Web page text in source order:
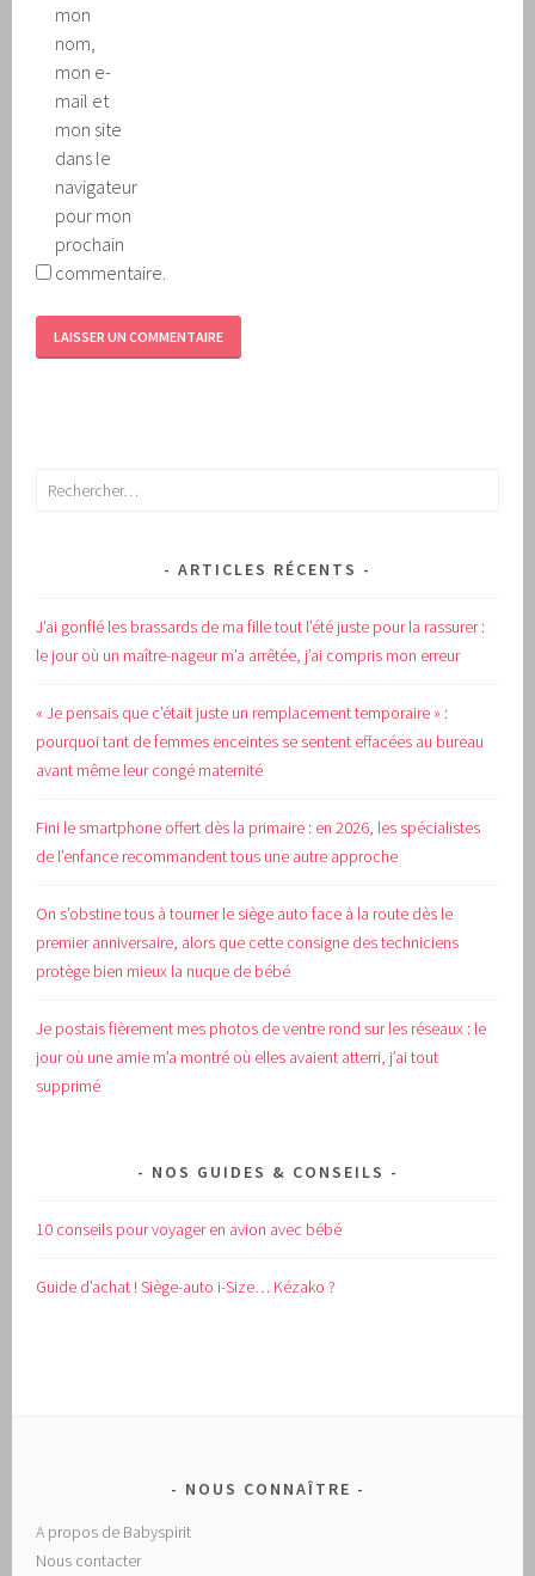
mon
nom,
mon e-
mail et
mon site
dans le
navigateur
pour mon
prochain
commentaire.
Rechercher :
ARTICLES RÉCENTS
J’ai gonflé les brassards de ma fille tout l’été juste pour la rassurer :
le jour où un maître-nageur m’a arrêtée, j’ai compris mon erreur
« Je pensais que c’était juste un remplacement temporaire » :
pourquoi tant de femmes enceintes se sentent effacées au bureau
avant même leur congé maternité
Fini le smartphone offert dès la primaire : en 2026, les spécialistes
de l’enfance recommandent tous une autre approche
On s’obstine tous à tourner le siège auto face à la route dès le
premier anniversaire, alors que cette consigne des techniciens
protège bien mieux la nuque de bébé
Je postais fièrement mes photos de ventre rond sur les réseaux : le
jour où une amie m’a montré où elles avaient atterri, j’ai tout
supprimé
NOS GUIDES & CONSEILS
10 conseils pour voyager en avion avec bébé
Guide d’achat !Siège-auto i-Size… Kézako ?
NOUS CONNAÎTRE
A propos de Babyspirit
Nous contacter